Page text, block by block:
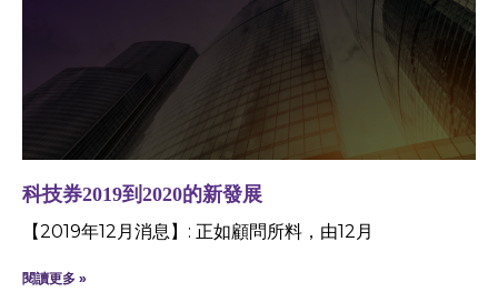
科技券2019到2020的新發展
【2019年12月消息】: 正如顧問所料，由12月
閱讀更多 »